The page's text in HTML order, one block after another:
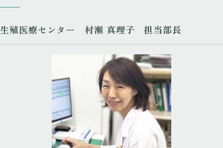
生殖医療センター 村瀬 真理子 担当部長